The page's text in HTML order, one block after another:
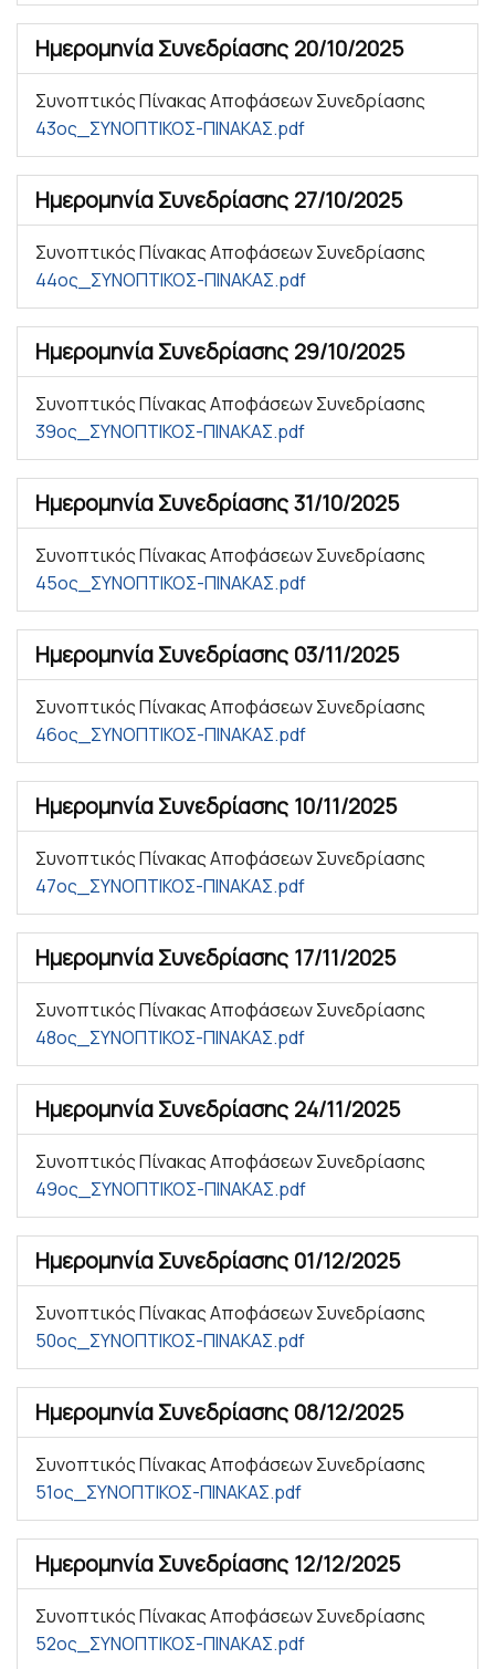
Ημερομηνία Συνεδρίασης 20/10/2025
Συνοπτικός Πίνακας Αποφάσεων Συνεδρίασης
43ος_ΣΥΝΟΠΤΙΚΟΣ-ΠΙΝΑΚΑΣ.pdf
Ημερομηνία Συνεδρίασης 27/10/2025
Συνοπτικός Πίνακας Αποφάσεων Συνεδρίασης
44ος_ΣΥΝΟΠΤΙΚΟΣ-ΠΙΝΑΚΑΣ.pdf
Ημερομηνία Συνεδρίασης 29/10/2025
Συνοπτικός Πίνακας Αποφάσεων Συνεδρίασης
39ος_ΣΥΝΟΠΤΙΚΟΣ-ΠΙΝΑΚΑΣ.pdf
Ημερομηνία Συνεδρίασης31/10/2025
Συνοπτικός Πίνακας Αποφάσεων Συνεδρίασης
45ος_ΣΥΝΟΠΤΙΚΟΣ-ΠΙΝΑΚΑΣ.pdf
Ημερομηνία Συνεδρίασης 03/11/2025
Συνοπτικός Πίνακας Αποφάσεων Συνεδρίασης
46ος_ΣΥΝΟΠΤΙΚΟΣ-ΠΙΝΑΚΑΣ.pdf
Ημερομηνία Συνεδρίασης 10/11/2025
Συνοπτικός Πίνακας Αποφάσεων Συνεδρίασης
47ος_ΣΥΝΟΠΤΙΚΟΣ-ΠΙΝΑΚΑΣ.pdf
Ημερομηνία Συνεδρίασης 17/11/2025
Συνοπτικός Πίνακας Αποφάσεων Συνεδρίασης
48ος_ΣΥΝΟΠΤΙΚΟΣ-ΠΙΝΑΚΑΣ.pdf
Ημερομηνία Συνεδρίασης 24/11/2025
Συνοπτικός Πίνακας Αποφάσεων Συνεδρίασης
49ος_ΣΥΝΟΠΤΙΚΟΣ-ΠΙΝΑΚΑΣ.pdf
Ημερομηνία Συνεδρίασης 01/12/2025
Συνοπτικός Πίνακας Αποφάσεων Συνεδρίασης
50ος_ΣΥΝΟΠΤΙΚΟΣ-ΠΙΝΑΚΑΣ.pdf
Ημερομηνία Συνεδρίασης 08/12/2025
Συνοπτικός Πίνακας Αποφάσεων Συνεδρίασης
51ος_ΣΥΝΟΠΤΙΚΟΣ-ΠΙΝΑΚΑΣ.pdf
Ημερομηνία Συνεδρίασης 12/12/2025
Συνοπτικός Πίνακας Αποφάσεων Συνεδρίασης
52ος_ΣΥΝΟΠΤΙΚΟΣ-ΠΙΝΑΚΑΣ.pdf